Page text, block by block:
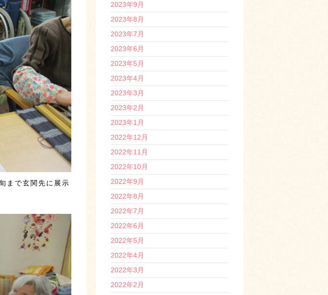
まで玄関先に展示
2023年9月
2023年8月
2023年7月
2023年6月
2023年5月
2023年4月
2023年3月
2023年2月
2023年1月
2022年12月
2022年11月
2022年10月
2022年9月
2022年8月
2022年7月
2022年6月
2022年5月
2022年4月
2022年3月
2022年2月